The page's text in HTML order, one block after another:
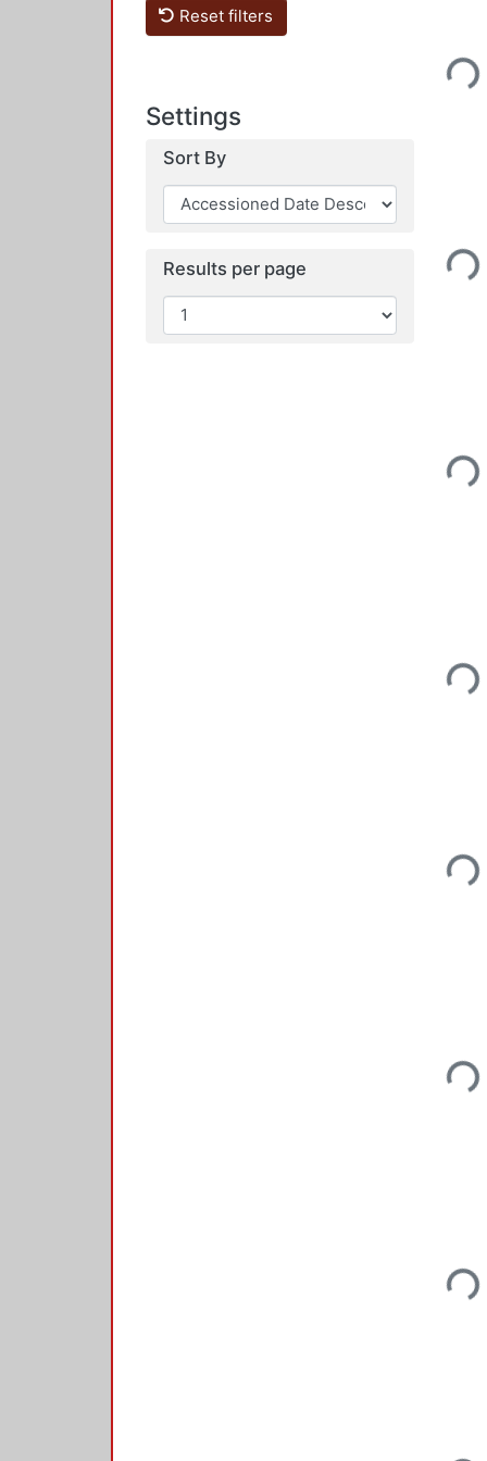
Reset filters
Settings
Sort By
Results per page